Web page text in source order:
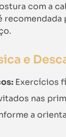
com a
recomendada
e
Exercícios
nas
a